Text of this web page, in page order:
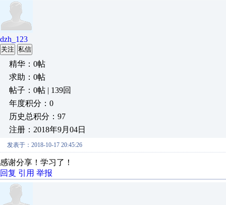
dzh_123
关注 私信
精华：0帖
求助：0帖
帖子：0帖 | 139回
年度积分：0
历史总积分：97
注册：2018年9月04日
发表于：2018-10-17 20:45:26
感谢分享！学习了！
回复 引用 举报